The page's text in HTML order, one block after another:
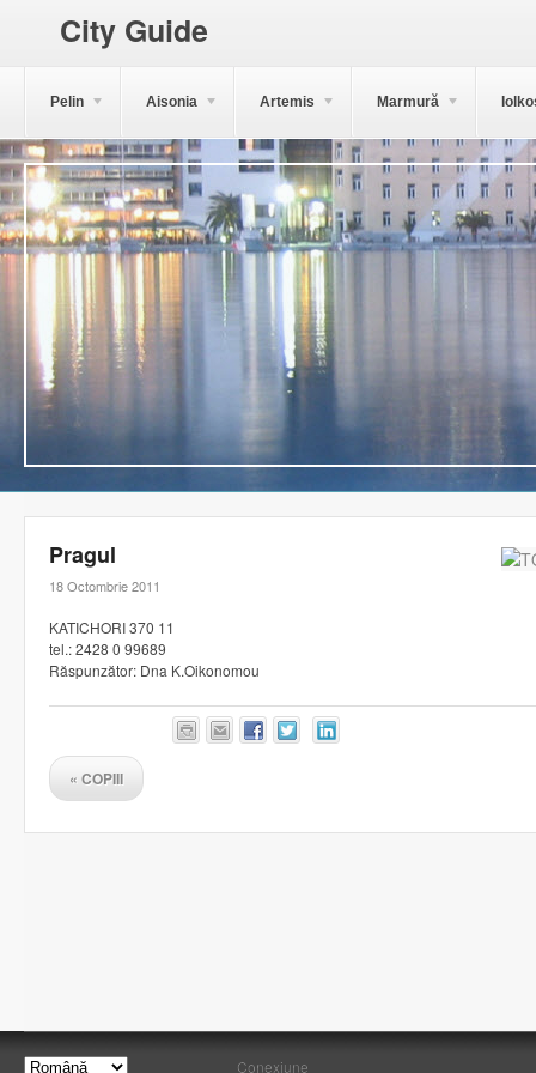
City Guide
Pelin Aisonia Artemis Marmură
Pragul
18 Octombrie 2011
KATICHORI 370 11
tel.: 2428 0 99689
Răspunzător: Dna K.Oikonomou
« COPIII
Conexiune